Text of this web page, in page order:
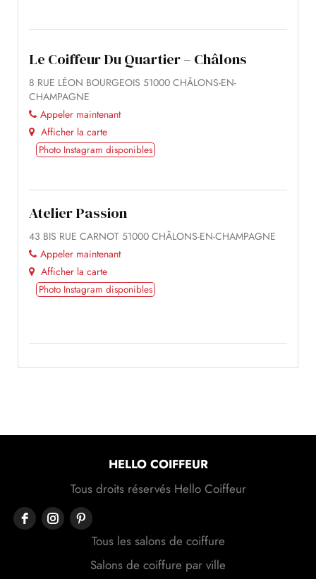
Le Coiffeur Du Quartier – Châlons
8 RUE LÉON BOURGEOIS 51000 CHÂLONS-EN-
CHAMPAGNE
Appeler maintenant
Afficher la carte
Photo Instagram disponibles
Atelier Passion
43 BIS RUE CARNOT 51000 CHÂLONS-EN-CHAMPAGNE
Appeler maintenant
Afficher la carte
Photo Instagram disponibles
HELLO COIFFEUR
Tous droits réservés Hello Coiffeur
Tous les salons de coiffure
Salons de coiffure par ville